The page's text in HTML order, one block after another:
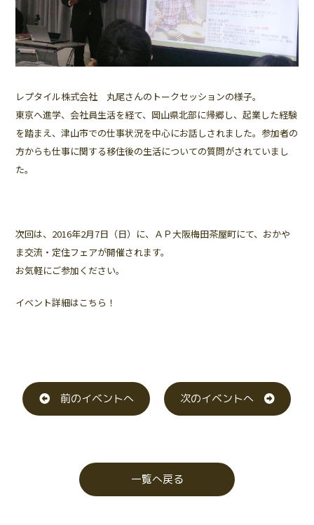
レプタイル株式会社 丸尾さんのトークセッションの様子。
東京へ進学、会社員生活を経て、岡山県北部に帰郷し、起業した経験
を踏まえ、津山市での仕事状況を中心にお話しされました。参加者の
方からも仕事に関する移住後の生活についての質問がされていまし
た。
次回は、2016年2月7日（日）に、ＡＰ大阪梅田茶屋町にて、おかや
ま交流・定住フェアが開催されます。
お気軽にご参加ください。
イベント詳細はこちら！
前のイベントへ 次のイベントへ
一覧へ戻る